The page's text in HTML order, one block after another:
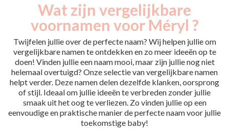
Wat zijn vergelijkbare
voornamen voor Méryl ?
Twijfelen jullie over de perfecte naam? Wij helpen jullie om
vergelijkbare namen te ontdekken en zo meer ideeën op te
doen! Vinden jullie een naam mooi, maar zijn jullie nog niet
helemaal overtuigd? Onze selectie van vergelijkbare namen
helpt verder. Deze namen delen dezelfde klanken, oorsprong
of stijl. Ideaal om jullie ideeën te verbreden zonder jullie
smaak uit het oog te verliezen. Zo vinden jullie op een
eenvoudige en praktische manier de perfecte naam voor jullie
toekomstige baby!